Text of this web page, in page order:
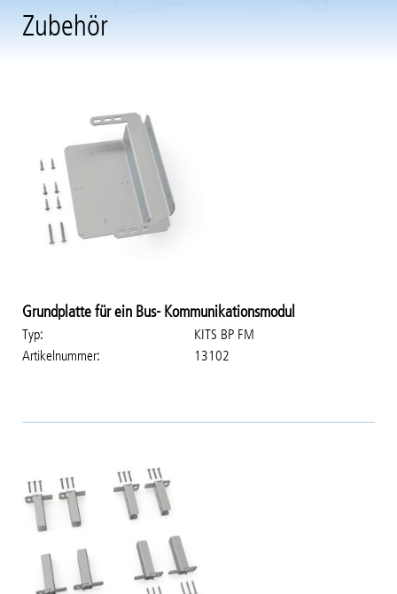
Zubehör
Grundplatte für ein Bus- Kommunikationsmodul
Typ
KITS BP FM
Artikelnummer
13102